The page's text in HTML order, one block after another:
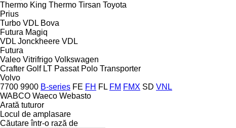
Thermo King Thermo Tirsan Toyota
Prius
Turbo VDL Bova
Futura Magiq
VDL Jonckheere VDL
Futura
Valeo Vitrifrigo Volkswagen
Crafter Golf LT Passat Polo Transporter
Volvo
7700 9900 B-series FE FH FL FM FMX SD VNL
WABCO Waeco Webasto
Arată tuturor
Locul de amplasare
Căutare într-o rază de